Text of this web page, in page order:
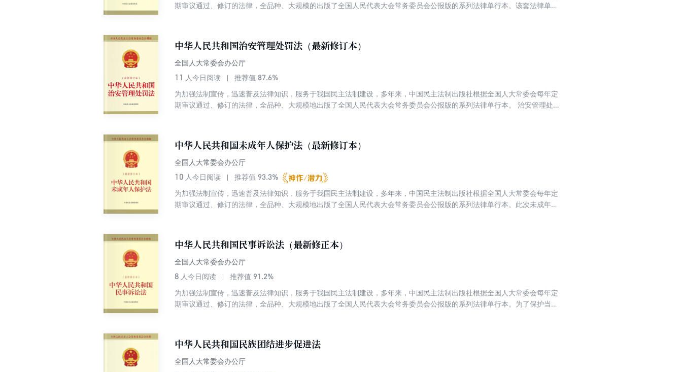
期审议通过、修订的法律，全品种、大规模的出版了全国人民代表大会常务委员会公报版的系列法律单行本。该套法律单行
中华人民共和国治安管理处罚法（最新修订本）
全国人大常委会办公厅
11 人今日阅读 推荐值 87.6%
为加强法制宣传，迅速普及法律知识，服务于我国民主法制建设，多年来，中国民主法制出版社根据全国人大常委会每年定
期审议通过、修订的法律，全品种、大规模地出版了全国人民代表大会常务委员会公报版的系列法律单行本。 治安管理处罚
订的行政处罚法等其他法律衔接协调，进一步合理设定处罚措施和幅度，优化处罚程序。处罚程序的健全和完善让执法人员
有了明确的操作指南，既能增强执法活动的透明度和公信力，也能确保被处罚人的合法权益得到充分保障，防止不当执法和
冤假错案的发生。
中华人民共和国未成年人保护法（最新修订本）
全国人大常委会办公厅
10 人今日阅读 推荐值 93.3%
为加强法制宣传，迅速普及法律知识，服务于我国民主法制建设，多年来，中国民主法制出版社根据全国人大常委会每年定
期审议通过、修订的法律，全品种、大规模地出版了全国人民代表大会常务委员会公报版的系列法律单行本。此次未成年人
中华人民共和国民事诉讼法（最新修正本）
全国人大常委会办公厅
8 人今日阅读 推荐值 91.2%
为加强法制宣传，迅速普及法律知识，服务于我国民主法制建设，多年来，中国民主法制出版社根据全国人大常委会每年定
期审议通过、修订的法律，全品种、大规模地出版了全国人民代表大会常务委员会公报版的系列法律单行本。为了保护当事
中华人民共和国民族团结进步促进法
全国人大常委会办公厅